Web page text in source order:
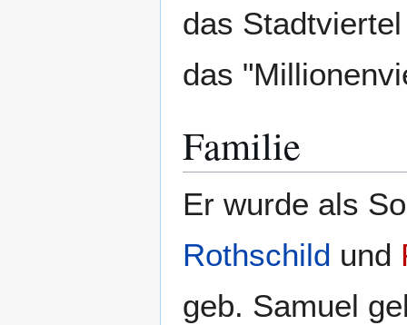
das
das
Familie
Er wurde als
Rothschild und
geb. Samuel